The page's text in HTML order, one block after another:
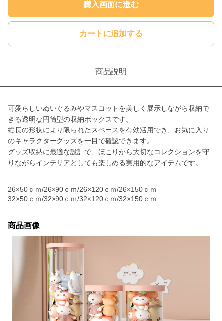
購入画面に進む
カートに追加する
商品説明
可愛らしいぬいぐるみやマスコットを美しく展示しながら収納で
きる透明な円筒型の収納ボックスです。
縦長の形状により限られたスペースを有効活用でき、お気に入り
のキャラクターグッズを一目で確認できます。
グッズ収納に最適な設計で、ほこりから大切なコレクションを守
りながらインテリアとしても楽しめる実用的なアイテムです。
26×50ｃｍ/26×90ｃｍ/26×120ｃｍ/26×150ｃｍ
32×50ｃｍ/32×90ｃｍ/32×120ｃｍ/32×150ｃｍ
商品画像